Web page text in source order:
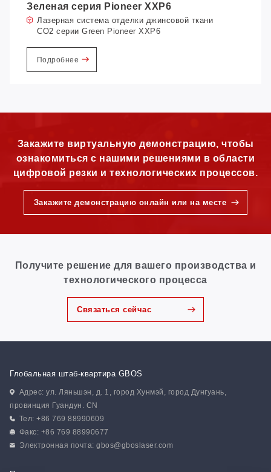
Зеленая серия Pioneer XXP6
Лазерная система отделки джинсовой ткани
CO2 серии Green Pioneer XXP6
Подробнее
Закажите виртуальную демонстрацию, чтобы
ознакомиться с нашими решениями в области
цифровой резки и технологических процессов.
Закажите демонстрацию онлайн или на месте
Получите решение для вашего производства и
технологического процесса
Связаться сейчас
Глобальная штаб-квартира GBOS
Адрес: ул. Ляньшэн, д. 1, город Хунмэй, город Дунгуань,
провинция Гуандун. CN
Тел: +86 769 88990609
Факс: +86 769 88990677
Электронная почта:gbos@gboslaser.com